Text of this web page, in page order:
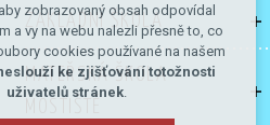
ZÁKLADNÍ ŠKOLA
MATEŘSKÁ ŠKOLA
zobrazovaný obsah odpovídal
a vy na webu nalezli přesně to, co
cookies používané na našem
ke zjišťování totožnosti
uživatelů stránek.